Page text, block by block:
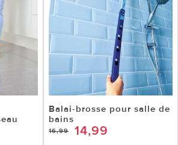
Balai-brosse pour salle de
bains
16,99 14,99